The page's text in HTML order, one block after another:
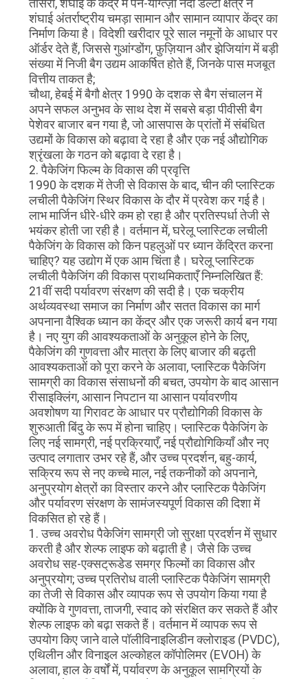
शंघाई अंतर्राष्ट्रीय चमड़ा सामान और सामान व्यापार केंद्र का
निर्माण किया है। विदेशी खरीदार पूरे साल नमूनों के आधार पर
ऑर्डर देते हैं, जिससे गुआंग्डोंग, फ़ुज़ियान और झेजियांग में बड़ी
संख्या में निजी बैग उद्यम आकर्षित होते हैं, जिनके पास मजबूत
वित्तीय ताकत है;
चौथा, हेबई में बैगौ क्षेत्र 1990 के दशक से बैग संचालन में
अपने सफल अनुभव के साथ देश में सबसे बड़ा पीवीसी बैग
पेशेवर बाजार बन गया है, जो आसपास के प्रांतों में संबंधित
उद्यमों के विकास को बढ़ावा दे रहा है और एक नई औद्योगिक
श्रृंखला के गठन को बढ़ावा दे रहा है।
2. पैकेजिंग फिल्म के विकास की प्रवृत्ति
1990 के दशक में तेजी से विकास के बाद, चीन की प्लास्टिक
लचीली पैकेजिंग स्थिर विकास के दौर में प्रवेश कर गई है।
लाभ मार्जिन धीरे-धीरे कम हो रहा है और प्रतिस्पर्धा तेजी से
भयंकर होती जा रही है। वर्तमान में, घरेलू प्लास्टिक लचीली
पैकेजिंग के विकास को किन पहलुओं पर ध्यान केंद्रित करना
चाहिए? यह उद्योग में एक आम चिंता है। घरेलू प्लास्टिक
लचीली पैकेजिंग की विकास प्राथमिकताएँ निम्नलिखित हैं:
21वीं सदी पर्यावरण संरक्षण की सदी है। एक चक्रीय
अर्थव्यवस्था समाज का निर्माण और सतत विकास का मार्ग
अपनाना वैश्विक ध्यान का केंद्र और एक जरूरी कार्य बन गया
है। नए युग की आवश्यकताओं के अनुकूल होने के लिए,
पैकेजिंग की गुणवत्ता और मात्रा के लिए बाजार की बढ़ती
आवश्यकताओं को पूरा करने के अलावा, प्लास्टिक पैकेजिंग
सामग्री का विकास संसाधनों की बचत, उपयोग के बाद आसान
रीसाइक्लिंग, आसान निपटान या आसान पर्यावरणीय
अवशोषण या गिरावट के आधार पर प्रौद्योगिकी विकास के
शुरुआती बिंदु के रूप में होना चाहिए। प्लास्टिक पैकेजिंग के
लिए नई सामग्री, नई प्रक्रियाएँ, नई प्रौद्योगिकियाँ और नए
उत्पाद लगातार उभर रहे हैं, और उच्च प्रदर्शन, बहु-कार्य,
सक्रिय रूप से नए कच्चे माल, नई तकनीकों को अपनाने,
अनुप्रयोग क्षेत्रों का विस्तार करने और प्लास्टिक पैकेजिंग
और पर्यावरण संरक्षण के सामंजस्यपूर्ण विकास की दिशा में
विकसित हो रहे हैं।
1. उच्च अवरोध पैकेजिंग सामग्री जो सुरक्षा प्रदर्शन में सुधार
करती है और शेल्फ लाइफ को बढ़ाती है। जैसे कि उच्च
अवरोध सह-एक्सट्रूडेड समग्र फिल्मों का विकास और
अनुप्रयोग; उच्च प्रतिरोध वाली प्लास्टिक पैकेजिंग सामग्री
का तेजी से विकास और व्यापक रूप से उपयोग किया गया है
क्योंकि वे गुणवत्ता, ताजगी, स्वाद को संरक्षित कर सकते हैं और
शेल्फ लाइफ को बढ़ा सकते हैं। वर्तमान में व्यापक रूप से
उपयोग किए जाने वाले पॉलीविनाइलिडीन क्लोराइड (PVDC),
एथिलीन और विनाइल अल्कोहल कॉपोलिमर (EVOH) के
अलावा, हाल के वर्षों में, पर्यावरण के अनुकूल सामग्रियों के